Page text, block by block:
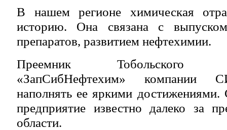
В нашем регионе химическая
историю. Она связана с выпуском
препаратов, развитием нефтехимии.
Преемник Тобольского
«ЗапСибНефтехим» компании
наполнять ее яркими
предприятие известно далеко за
области.